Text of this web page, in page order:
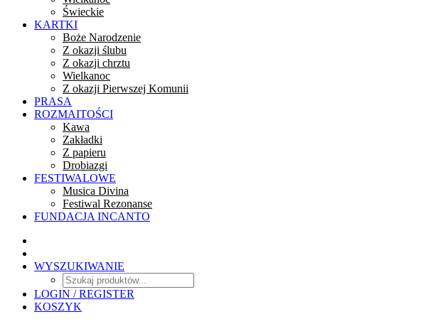
Świeckie
KARTKI
Boże Narodzenie
Z okazji ślubu
Z okazji chrztu
Wielkanoc
Z okazji Pierwszej Komunii
PRASA
ROZMAITOŚCI
Kawa
Zakładki
Z papieru
Drobiazgi
FESTIWALOWE
Musica Divina
Festiwal Rezonanse
FUNDACJA INCANTO
WYSZUKIWANIE
LOGIN / REGISTER
KOSZYK